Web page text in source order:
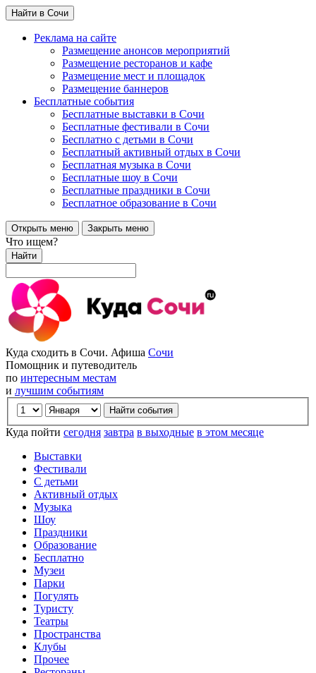
Найти в Сочи
Реклама на сайте
Размещение анонсов мероприятий
Размещение ресторанов и кафе
Размещение мест и площадок
Размещение баннеров
Бесплатные события
Бесплатные выставки в Сочи
Бесплатные фестивали в Сочи
Бесплатно с детьми в Сочи
Бесплатный активный отдых в Сочи
Бесплатная музыка в Сочи
Бесплатные шоу в Сочи
Бесплатные праздники в Сочи
Бесплатное образование в Сочи
Открыть меню Закрыть меню
Что ищем?
Найти
Куда сходить в Сочи. Афиша Сочи
Помощник и путеводитель
по интересным местам
и лучшим событиям
Куда пойти сегодня завтра в выходные в этом месяце
Выставки
Фестивали
С детьми
Активный отдых
Музыка
Шоу
Праздники
Образование
Бесплатно
Музеи
Парки
Погулять
Туристу
Театры
Пространства
Клубы
Прочее